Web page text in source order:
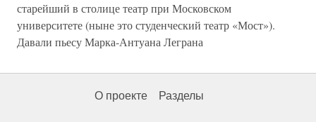
старейший в столице театр при Московском
университете (ныне это студенческий театр «Мост»).
Давали пьесу Марка-Антуана Леграна
О проекте Разделы